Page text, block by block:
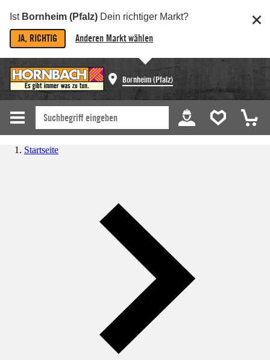
Ist Bornheim (Pfalz) Dein richtiger Markt?
JA, RICHTIG Anderen Markt wählen
Bornheim (Pfalz)
Startseite